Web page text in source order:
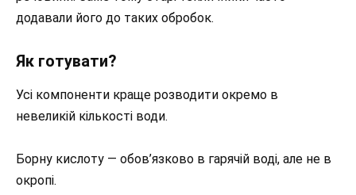
додавали його до таких обробок.
Як готувати?
Усі компоненти краще розводити окремо в
невеликій кількості води.
Борну кислоту — обов’язково в гарячій воді, але не в
окропі.